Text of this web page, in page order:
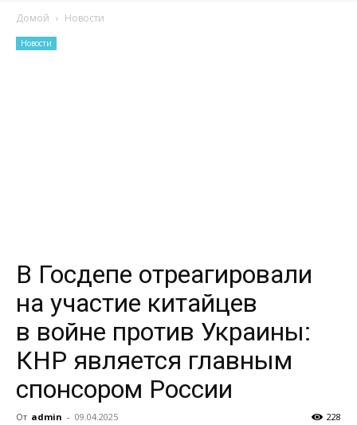
Домой Новости
Новости
В Госдепе отреагировали
на участие китайцев
в войне против Украины:
КНР является главным
спонсором России
От admin - 09.04.2025 228